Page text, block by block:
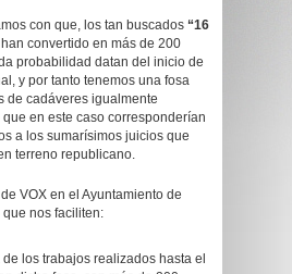
con que, los tan buscados “16
convertido en más de 200
probabilidad datan del inicio de
y por tanto tenemos una fosa
de cadáveres igualmente
en este caso corresponderían
a los sumarísimos juicios que
terreno republicano.
VOX en el Ayuntamiento de
nos faciliten:
los trabajos realizados hasta el